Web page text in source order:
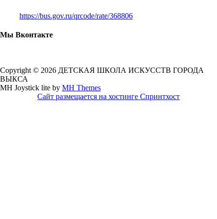
https://bus.gov.ru/qrcode/rate/368806
Мы Вконтакте
Copyright © 2026 ДЕТСКАЯ ШКОЛА ИСКУССТВ ГОРОДА
ВЫКСА
MH Joystick lite by MH Themes
Сайт размещается на хостинге Спринтхост